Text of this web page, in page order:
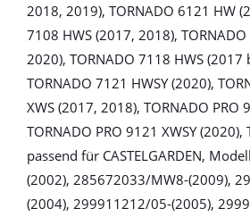
2018, 2019), TORNADO 6121 HW
7108 HWS (2017, 2018),
2020), TORNADO 7118 HWS (2017
TORNADO 7121 HWSY (2020),
XWS (2017, 2018), TORNADO PRO
TORNADO PRO 9121 XWSY
passend für CASTELGARDEN,
(2002), 285672033/MW8-(2009),
(2004), 299911212/05-(2005),